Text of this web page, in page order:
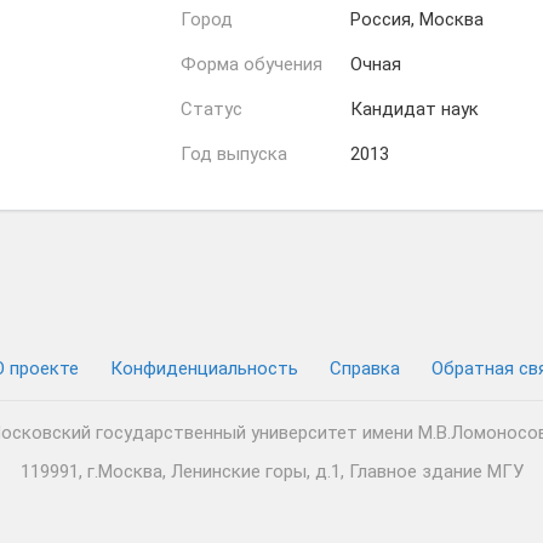
Город Россия, Москва
Форма обучения Очная
Статус Кандидат наук
Год выпуска 2013
проекте Конфиденциальность Cправка Обратная
государственный университет имени
119991, г.Москва, Ленинские горы, д.1, Главное здание МГУ